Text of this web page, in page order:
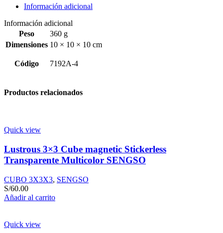
Información adicional
Información adicional
Peso
360 g
Dimensiones 10 × 10 × 10 cm
Código 7192A-4
Productos relacionados
Quick view
Lustrous 3×3 Cube magnetic Stickerless
Transparente Multicolor SENGSO
CUBO 3X3X3, SENGSO
S/60.00
Añadir al carrito
Quick view